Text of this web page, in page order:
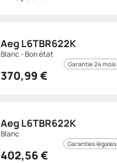
Aeg L6TBR622K
Blanc - Bon état
Garantie 24 mois
370,99 €
Aeg L6TBR622K
Blanc
Garanties légales
402,56€